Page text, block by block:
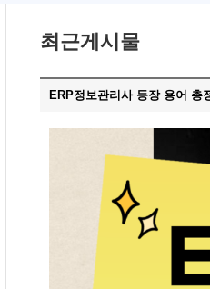
최근게시물
ERP정보관리사 등장 용어 총